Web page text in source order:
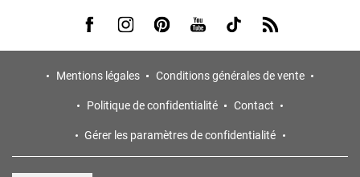
Visit us on Facebook
Visit us on Instagram
Visit us on Pinterest
Visit us on Youtube
Visit us on Tiktok
Visit us on Rss
Mentions légales
Conditions générales de vente
Politique de confidentialité
Contact
Gérer les paramètres de confidentialité